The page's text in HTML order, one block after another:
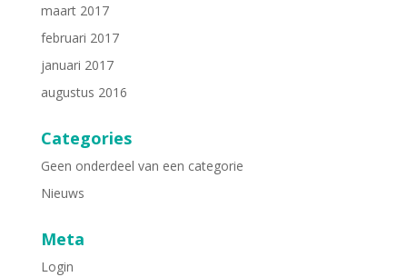
maart 2017
februari 2017
januari 2017
augustus 2016
Categories
Geen onderdeel van een categorie
Nieuws
Meta
Login